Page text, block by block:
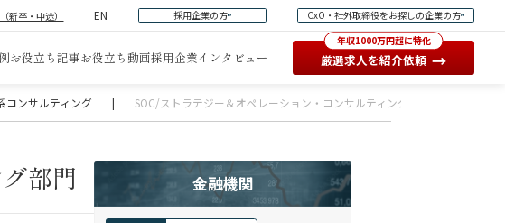
新卒・中途） EN 採用企業の方 CxO・社外取締役をお探しの企業の方
お役立ち記事お役立ち動画採用企業インタビュー
年収1000万円超に特化
厳選求人を紹介依頼 →
コンサルティング | SOC/ストラテジー＆オペレーション・コンサルティング部門
部門 金融機関